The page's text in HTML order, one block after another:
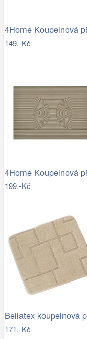
149,-Kč
199,-Kč
171,-Kč